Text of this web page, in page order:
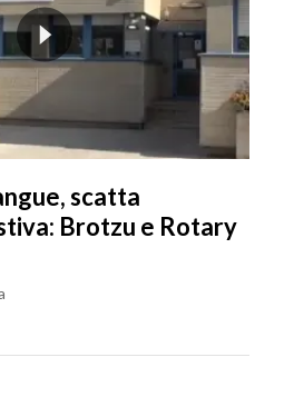
scatta
Brotzu e Rotary